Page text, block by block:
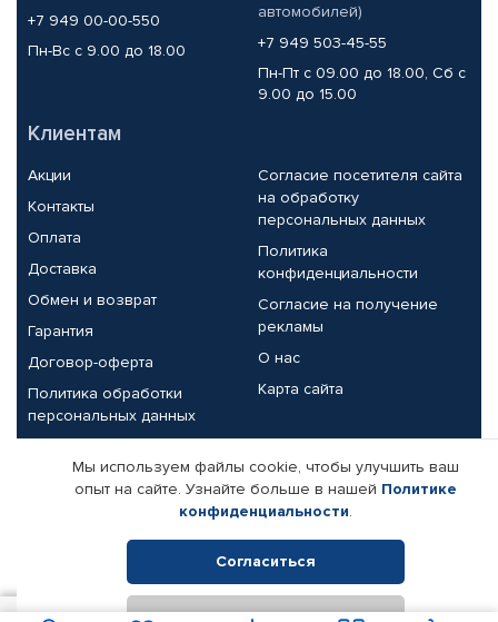
+7 949 00-00-550
Пн-Вс с 9.00 до 18.00
автомобилей)
+7 949 503-45-55
Пн-Пт с 09.00 до 18.00, Сб с
9.00 до 15.00
Клиентам
Акции
Контакты
Оплата
Доставка
Обмен и возврат
Гарантия
Договор-оферта
Политика обработки
персональных данных
Согласие посетителя сайта
на обработку
персональных данных
Политика
конфиденциальности
Согласие на получение
рекламы
О нас
Карта сайта
Партнерам
Корпоративным клиентам
Поставщикам
Реквизиты компании
Мы используем файлы cookie, чтобы улучшить ваш
опыт на сайте. Узнайте больше в нашей Политике
конфиденциальности.
Согласиться
Отклонить